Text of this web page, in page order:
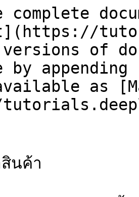
complete
versions of
by
as
นค้า